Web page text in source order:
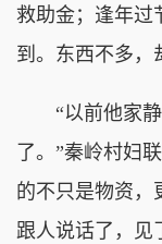
救助金；逢年过
到。东西不多，
“以前他家静
了。”秦岭村妇
的不只是物资，
跟人说话了，见